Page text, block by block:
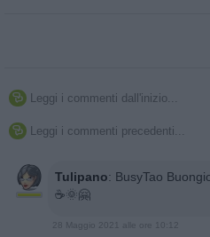
 Leggi i commenti dall'inizio...
 Leggi i commenti precedenti...
Tulipano: BusyTao
☕🌞🤗
28 Maggio 2021 alle ore 10:12